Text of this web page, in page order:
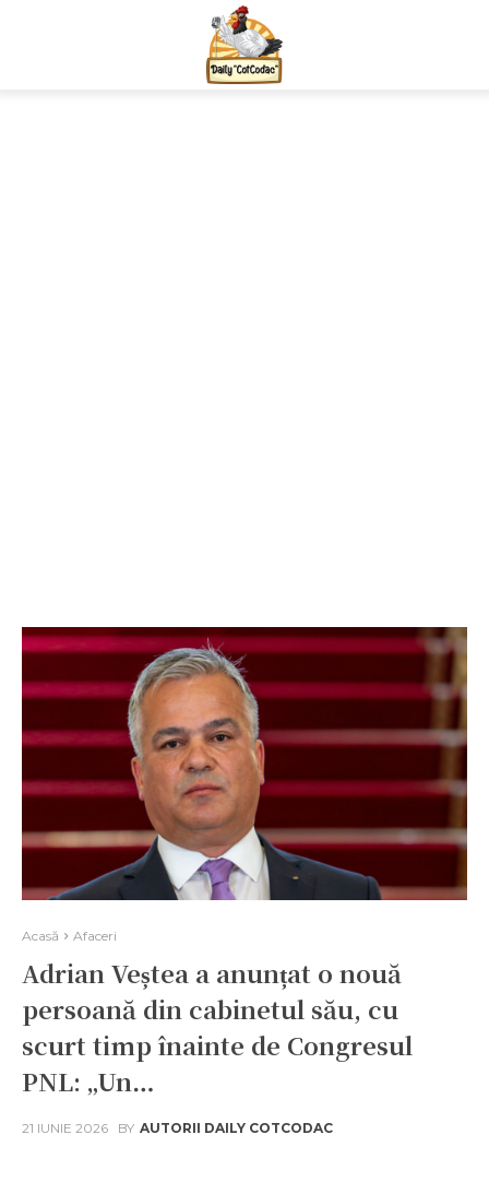
Acasă Afaceri
Adrian Veștea a anunțat o nouă
persoană din cabinetul său, cu
scurt timp înainte de Congresul
PNL: „Un…
21 IUNIE 2026 BY AUTORII DAILY COTCODAC